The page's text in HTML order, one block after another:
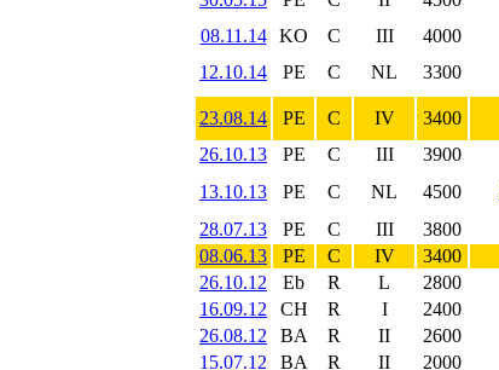
08.11.14
KO C III 4000
12.10.14
PE C NL 3300
23.08.14 PE C IV 3400
26.10.13
PE C III 3900
13.10.13
PE C NL 4500
28.07.13
PE C III 3800
08.06.13
PE C IV 3400
26.10.12
Eb R L 2800
16.09.12
CH R I 2400
26.08.12
BA R II 2600
15.07.12
BA R II 2000